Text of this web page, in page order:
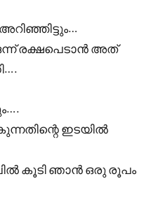
രക്ഷപെടാൻ അത്
ഇടയിൽ
കൂടി ഞാൻ ഒരു രൂപം